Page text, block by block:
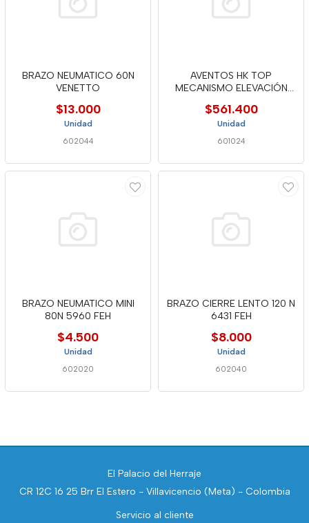
BRAZO NEUMATICO 60N
VENETTO
$13.000
Unidad
602044
AVENTOS HK TOP
MECANISMO ELEVACIÓN
$561.400
Unidad
601024
BRAZO NEUMATICO MINI
80N 5960 FEH
$4.500
Unidad
602020
BRAZO CIERRE LENTO 120 N
6431 FEH
$8.000
Unidad
602040
El Palacio del Herraje
CR 12C 16 25 Brr El Estero - Villavicencio (Meta) - Colombia
Servicio al cliente